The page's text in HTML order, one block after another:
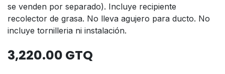
se venden por separado). Incluye recipiente
recolector de grasa. No lleva agujero para ducto. No
incluye tornilleria ni instalación.
3,220.00 GTQ